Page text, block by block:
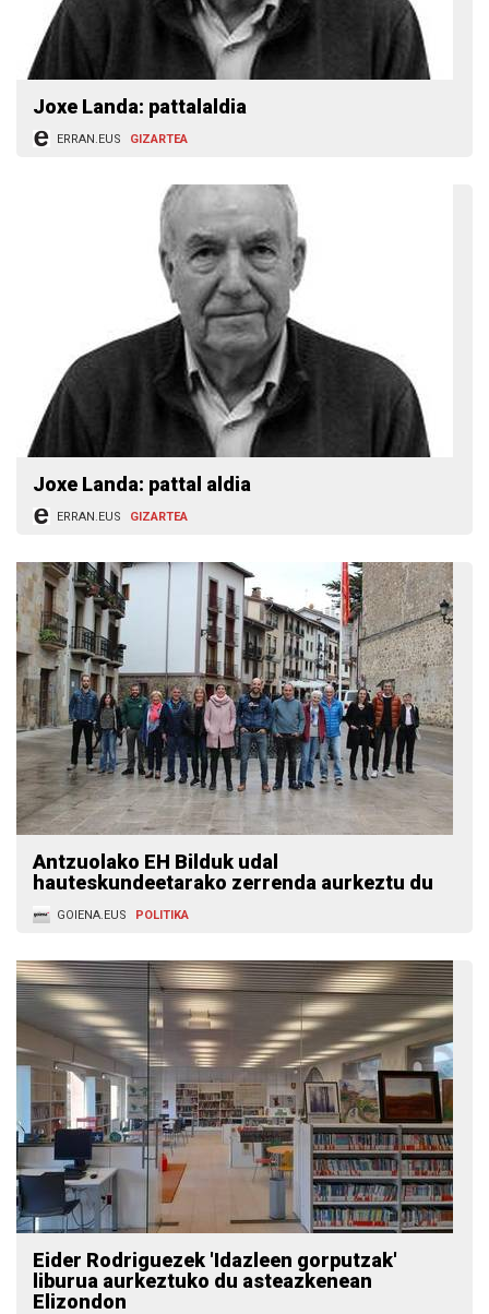
Joxe Landa: pattalaldia
ERRAN.EUS GIZARTEA
Joxe Landa: pattal aldia
ERRAN.EUS GIZARTEA
Antzuolako EH Bilduk udal
hauteskundeetarako zerrenda aurkeztu du
GOIENA.EUS POLITIKA
Eider Rodriguezek 'Idazleen gorputzak'
liburua aurkeztuko du asteazkenean
Elizondon